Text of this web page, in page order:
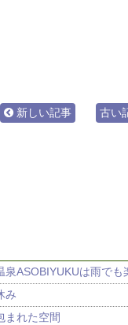
新しい記事 古い
泉ASOBIYUKUは雨でも
み
まれた空間